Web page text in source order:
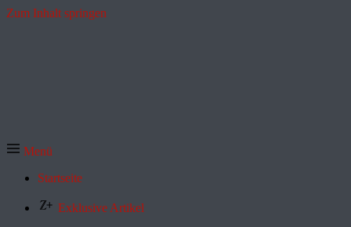
Zum Inhalt springen
Menü
Startseite
Exklusive Artikel